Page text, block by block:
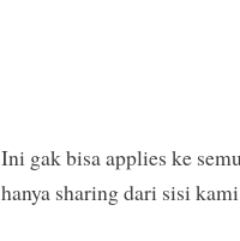
Ini gak bisa applies ke
hanya sharing dari sisi